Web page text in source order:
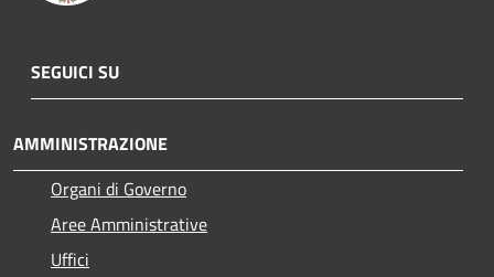
SEGUICI SU
AMMINISTRAZIONE
Organi di Governo
Aree Amministrative
Uffici